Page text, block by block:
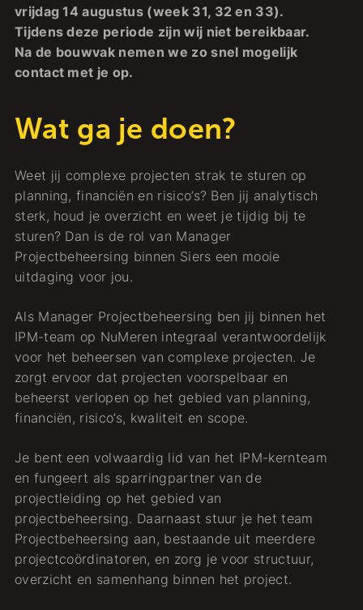
vrijdag 14 augustus (week 31, 32 en 33).
Tijdens deze periode zijn wij niet bereikbaar.
Na de bouwvak nemen we zo snel mogelijk
contact met je op.
Wat ga je doen?
Weet jij complexe projecten strak te sturen op
planning, financiën en risico’s? Ben jij analytisch
sterk, houd je overzicht en weet je tijdig bij te
sturen? Dan is de rol van Manager
Projectbeheersing binnen Siers een mooie
uitdaging voor jou.
Als Manager Projectbeheersing ben jij binnen het
IPM-team op NuMeren integraal verantwoordelijk
voor het beheersen van complexe projecten. Je
zorgt ervoor dat projecten voorspelbaar en
beheerst verlopen op het gebied van planning,
financiën, risico’s, kwaliteit en scope.
Je bent een volwaardig lid van het IPM-kernteam
en fungeert als sparringpartner van de
projectleiding op het gebied van
projectbeheersing. Daarnaast stuur je het team
Projectbeheersing aan, bestaande uit meerdere
projectcoördinatoren, en zorg je voor structuur,
overzicht en samenhang binnen het project.